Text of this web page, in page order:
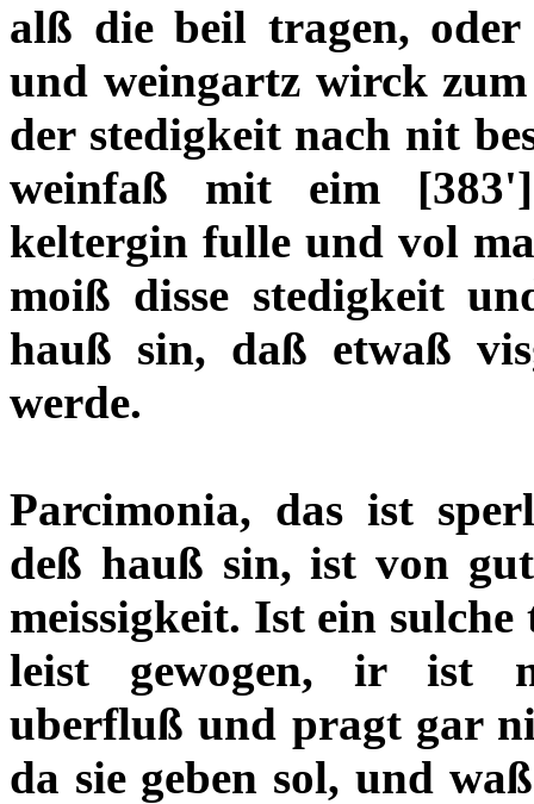
alß die beil tragen,
und weingartz wirck
der stedigkeit nach nit
weinfaß mit eim [383']
keltergin fulle und vol
moiß disse stedigkeit
hauß sin, daß etwaß
werde.
Parcimonia, das ist
deß hauß sin, ist von
meissigkeit. Ist ein
leist gewogen, ir ist
uberfluß und pragt gar
da sie geben sol, und